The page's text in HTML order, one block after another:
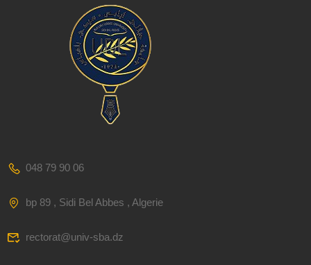
048 79 90 06
bp 89 , Sidi Bel Abbes , Algerie
rectorat@univ-sba.dz